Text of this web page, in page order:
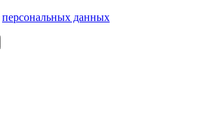
персональных данных